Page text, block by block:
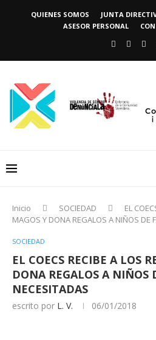
QUIENES SOMOS JUNTA
ASESOR PERSONAL
Inicio SOCIEDAD
EL
MAGOS Y DONA REGALOS A NIÑOS DE
SOCIEDAD
EL COECS RECIBE A LOS
DONA REGALOS A NIÑOS
NECESITADAS
escrito por L. V. 06/01/2018